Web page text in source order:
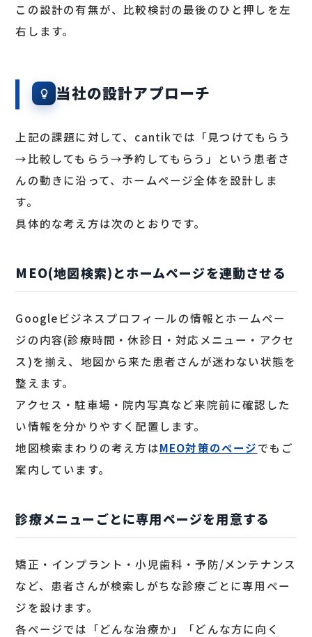
この設計の有無が、比較検討の最後のひと押しを左
右します。
当社の設計アプローチ
上記の課題に対して、cantikでは「見つけてもらう
→比較してもらう→予約してもらう」という患者さ
んの動きに沿って、ホームページ全体を設計しま
す。
具体的な考え方は次のとおりです。
MEO(地図検索)とホームページを連動させる
Googleビジネスプロフィールの情報とホームペー
ジの内容(診療時間・休診日・対応メニュー・アクセ
ス)を揃え、地図から来た患者さんが迷わない状態を
整えます。
アクセス・駐車場・院内写真など来院前に確認した
い情報を分かりやすく配置します。
地図検索まわりの考え方はMEO対策のページでもご
案内しています。
診療メニューごとに専用ページを用意する
矯正・インプラント・小児歯科・予防/メンテナンス
など、患者さんが検索しがちな診療ごとに専用ペー
ジを設けます。
各ページでは「どんな治療か」「どんな方に向く